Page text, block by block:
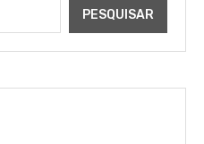
PESQUISAR